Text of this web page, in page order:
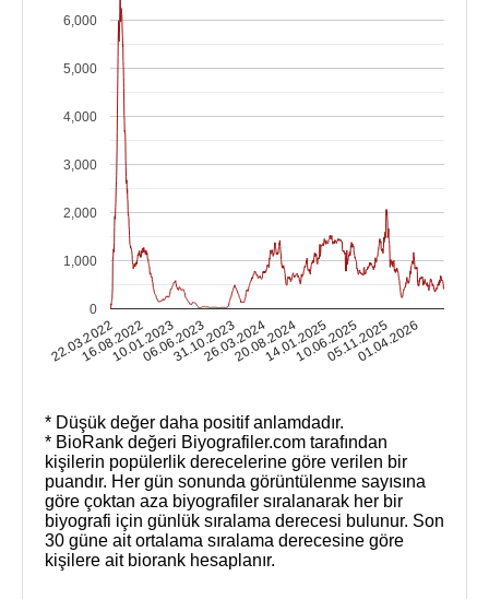
22.03.2022
16.08.2022
10.01.2023
06.06.2023
31.10.2023
26.03.2024
20.08.2024
14.01.2025
10.06.2025
05.11.2025
01.04.2026
0
1,000
2,000
3,000
4,000
5,000
6,000
* Düşük değer daha positif anlamdadır.
* BioRank değeri Biyografiler.com tarafından
kişilerin popülerlik derecelerine göre verilen bir
puandır. Her gün sonunda görüntülenme sayısına
göre çoktan aza biyografiler sıralanarak her bir
biyografi için günlük sıralama derecesi bulunur. Son
30 güne ait ortalama sıralama derecesine göre
kişilere ait biorank hesaplanır.